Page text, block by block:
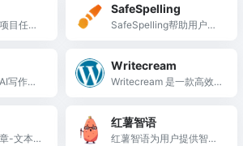
目任务
SafeSpelling
SafeSpelling帮助用户轻
写作辅
Writecream
Writecream 是一款高效的
和邮件。
-文本在
红薯智语
红薯智语为用户提供智能